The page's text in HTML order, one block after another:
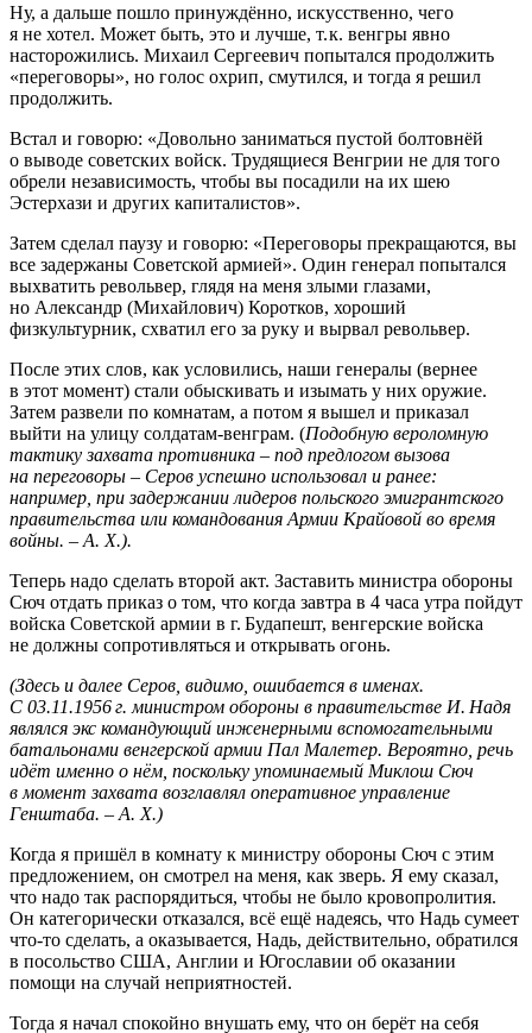
Ну, а дальше пошло принуждённо, искусственно, чего
я не хотел. Может быть, это и лучше, т. к. венгры явно
насторожились. Михаил Сергеевич попытался продолжить
«переговоры», но голос охрип, смутился, и тогда я решил
продолжить.
Встал и говорю: «Довольно заниматься пустой болтовнёй
о выводе советских войск. Трудящиеся Венгрии не для того
обрели независимость, чтобы вы посадили на их шею
Эстерхази и других капиталистов».
Затем сделал паузу и говорю: «Переговоры прекращаются, вы
все задержаны Советской армией». Один генерал попытался
выхватить револьвер, глядя на меня злыми глазами,
но Александр (Михайлович) Коротков, хороший
физкультурник, схватил его за руку и вырвал револьвер.
После этих слов, как условились, наши генералы (вернее
в этот момент) стали обыскивать и изымать у них оружие.
Затем развели по комнатам, а потом я вышел и приказал
выйти на улицу солдатам-венграм. (Подобную вероломную
тактику захвата противника – под предлогом вызова
на переговоры – Серов успешно использовал и ранее:
например, при задержании лидеров польского эмигрантского
правительства или командования Армии Крайовой во время
войны. – А. Х.).
Теперь надо сделать второй акт. Заставить министра обороны
Сюч отдать приказ о том, что когда завтра в 4 часа утра пойдут
войска Советской армии в г. Будапешт, венгерские войска
не должны сопротивляться и открывать огонь.
(Здесь и далее Серов, видимо, ошибается в именах.
С 03.11.1956 г. министром обороны в правительстве И. Надя
являлся экс командующий инженерными вспомогательными
батальонами венгерской армии Пал Малетер. Вероятно, речь
идёт именно о нём, поскольку упоминаемый Миклош Сюч
в момент захвата возглавлял оперативное управление
Генштаба. – А. Х.)
Когда я пришёл в комнату к министру обороны Сюч с этим
предложением, он смотрел на меня, как зверь. Я ему сказал,
что надо так распорядиться, чтобы не было кровопролития.
Он категорически отказался, всё ещё надеясь, что Надь сумеет
что-то сделать, а оказывается, Надь, действительно, обратился
в посольство США, Англии и Югославии об оказании
помощи на случай неприятностей.
Тогда я начал спокойно внушать ему, что он берёт на себя